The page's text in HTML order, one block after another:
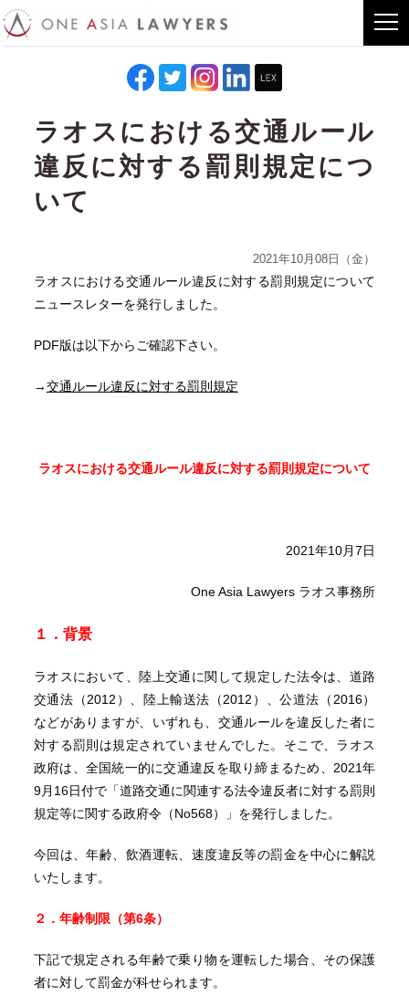
ラオスにおける交通ルール
違反に対する罰則規定につ
いて
2021年10月08日（金）
ラオスにおける交通ルール違反に対する罰則規定について
ニュースレターを発行しました。
PDF版は以下からご確認下さい。
→交通ルール違反に対する罰則規定
ラオスにおける交通ルール違反に対する罰則規定について
2021年10月7日
One Asia Lawyers ラオス事務所
１．背景
ラオスにおいて、陸上交通に関して規定した法令は、道路
交通法（2012）、陸上輸送法（2012）、公道法（2016）
などがありますが、いずれも、交通ルールを違反した者に
対する罰則は規定されていませんでした。そこで、ラオス
政府は、全国統一的に交通違反を取り締まるため、2021年
9月16日付で「道路交通に関連する法令違反者に対する罰則
規定等に関する政府令（No568）」を発行しました。
今回は、年齢、飲酒運転、速度違反等の罰金を中心に解説
いたします。
２．年齢制限（第6条）
下記で規定される年齢で乗り物を運転した場合、その保護
者に対して罰金が科せられます。